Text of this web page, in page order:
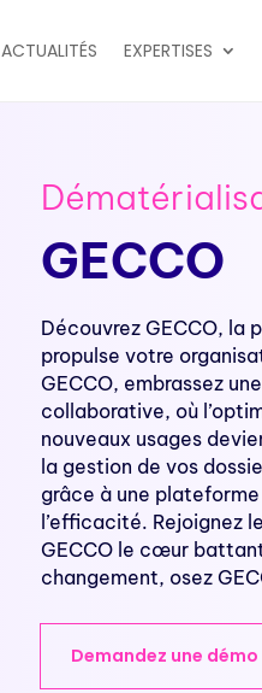
ACTUALITÉS EXPERTISES
GECCO
Découvrez GECCO, la
propulse votre
GECCO, embrassez
collaborative, où
nouveaux usages
la gestion de vos
grâce à une
l’efficacité. Rejoignez
GECCO le cœur
changement, osez
Demandez une démo